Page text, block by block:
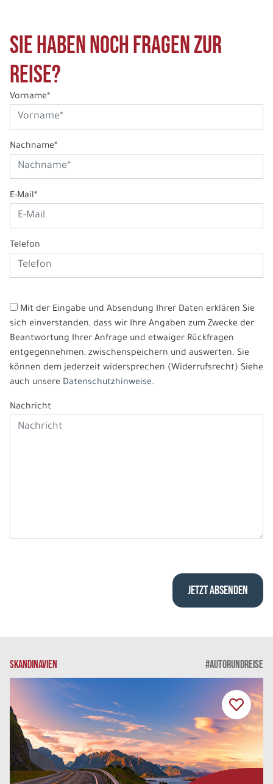
Sie haben noch Fragen zur
Reise?
Vorname*
Nachname*
E-Mail*
Telefon
Mit der Eingabe und Absendung Ihrer Daten erklären Sie
sich einverstanden, dass wir Ihre Angaben zum Zwecke der
Beantwortung Ihrer Anfrage und etwaiger Rückfragen
entgegennehmen, zwischenspeichern und auswerten. Sie
können dem jederzeit widersprechen (Widerrufsrecht) Siehe
auch unsere Datenschutzhinweise.
Nachricht
SKANDINAVIEN #AUTORUNDREISE